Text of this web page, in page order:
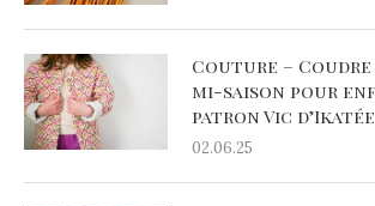
Couture – Coudre
mi-saison pour
patron Vic d’Ikatée
02.06.25